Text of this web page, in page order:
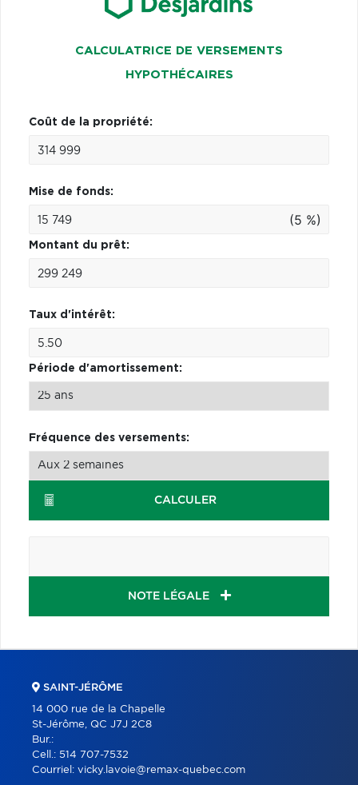
CALCULATRICE DE VERSEMENTS
HYPOTHÉCAIRES
Coût de la propriété:
Mise de fonds:
(5 %)
Montant du prêt:
Taux d'intérêt:
Période d'amortissement:
Fréquence des versements:
CALCULER
NOTE LÉGALE
SAINT-JÉRÔME
14 000 rue de la Chapelle
St-Jérôme, QC J7J 2C8
Bur.:
Cell.: 514 707-7532
Courriel: vicky.lavoie@remax-quebec.com